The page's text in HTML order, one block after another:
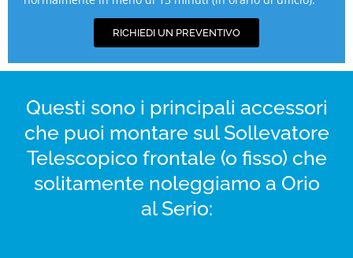
RICHIEDI UN PREVENTIVO
Questi sono i principali accessori
che puoi montare sul Sollevatore
Telescopico frontale (o fisso) che
solitamente noleggiamo a Orio
al Serio: